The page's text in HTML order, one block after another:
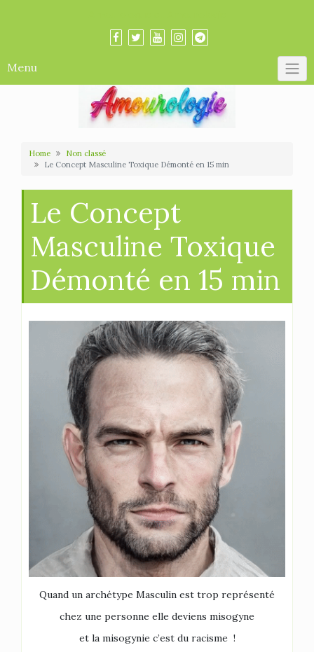
Menu
Home
Non classé
Le Concept Masculine Toxique Démonté en 15 min
Le Concept
Masculine Toxique
Démonté en 15 min
Quand un archétype Masculin est trop représenté
chez une personne elle deviens misogyne
et la misogynie c’est du racisme !